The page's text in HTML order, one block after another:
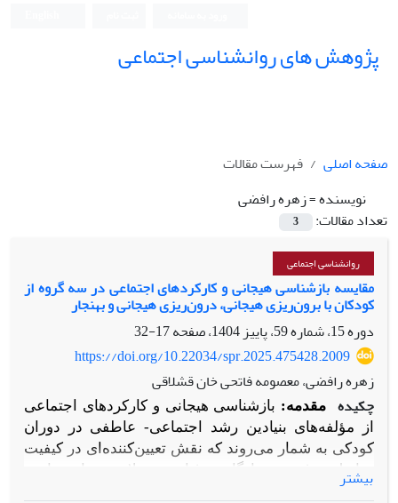
پژوهش های روانشناسی اجتماعی
صفحه اصلی
فهرست مقالات
نویسنده =زهره رافضی
تعداد مقالات:
3
روانشناسی اجتماعی
مقایسه بازشناسی هیجانی و کارکردهای اجتماعی در سه گروه از
کودکان با برو‌ن‌ریزی هیجانی، درون‌ریزی هیجانی و بهنجار
دوره 15، شماره 59، پاییز 1404، صفحه
17-32
https://doi.org/10.22034/spr.2025.475428.2009
زهره رافضی، معصومه فاتحی خان قشلاقی
چکیده
مقدمه: بازشناسی هیجانی و کارکردهای اجتماعی
از مؤلفه‌های بنیادین رشد اجتماعی- عاطفی در دوران
کودکی به شمار می‌روند که نقش تعیین‌کننده‌ای در کیفیت
روابط بین‌فردی، سازگاری رفتاری و سلامت روانی دارند.
هدف پژوهش حاضر، بررسی و مقایسه سطح بازشناسی
بیشتر